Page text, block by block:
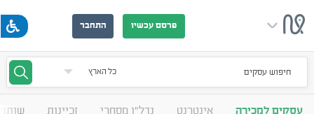
פרסם עכשיו התחבר
חיפוש עסקים
עסקים למכירה אינטרנט נדל"ן מסחרי זכיינות